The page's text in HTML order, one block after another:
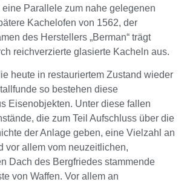
eine Parallele zum nahe gelegenen
Kachelofen von 1562, der
des Herstellers „Berman“ trägt
reichverzierte glasierte Kacheln aus.
heute in restauriertem Zustand wieder
so bestehen diese
Eisenobjekten. Unter diese fallen
die zum Teil Aufschluss über die
der Anlage geben, eine Vielzahl an
vor allem vom neuzeitlichen,
Dach des Bergfriedes stammende
von Waffen. Vor allem an